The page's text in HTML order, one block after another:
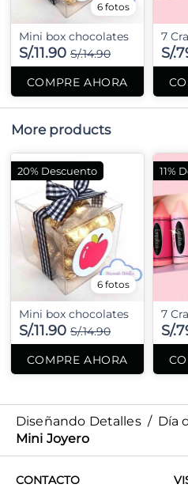
6 fotos
Mini box chocolates
S/.11.90 S/.14.90
COMPRE AHORA
7
S/
More products
6 fotos
Mini box chocolates
S/.11.90 S/.14.90
COMPRE AHORA
20% Descuento
7
S/
11%
Diseñando Detalles / Día
Mini Joyero
CONTACTO